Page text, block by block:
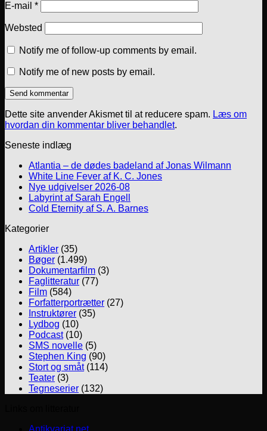
E-mail *
Websted
Notify me of follow-up comments by email.
Notify me of new posts by email.
Dette site anvender Akismet til at reducere spam. Læs om
hvordan din kommentar bliver behandlet.
Seneste indlæg
Atlantia – de dødes badeland af Jonas Wilmann
White Line Fever af K. C. Jones
Nye udgivelser 2026-08
Labyrint af Sarah Engell
Cold Eternity af S. A. Barnes
Kategorier
Artikler (35)
Bøger (1.499)
Dokumentarfilm (3)
Faglitteratur (77)
Film (584)
Forfatterportrætter (27)
Instruktører (35)
Lydbog (10)
Podcast(10)
SMS novelle (5)
Stephen King (90)
Stort og småt(114)
Teater (3)
Tegneserier (132)